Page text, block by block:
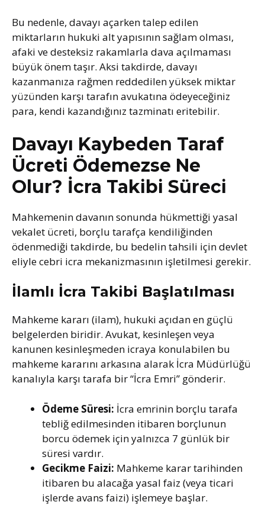
Bu nedenle, davayı açarken talep edilen
miktarların hukuki alt yapısının sağlam olması,
afaki ve desteksiz rakamlarla dava açılmaması
büyük önem taşır. Aksi takdirde, davayı
kazanmanıza rağmen reddedilen yüksek miktar
yüzünden karşı tarafın avukatına ödeyeceğiniz
para, kendi kazandığınız tazminatı eritebilir.
Davayı Kaybeden Taraf
Ücreti Ödemezse Ne
Olur? İcra Takibi Süreci
Mahkemenin davanın sonunda hükmettiği yasal
vekalet ücreti, borçlu tarafça kendiliğinden
ödenmediği takdirde, bu bedelin tahsili için devlet
eliyle cebri icra mekanizmasının işletilmesi gerekir.
İlamlı İcra Takibi Başlatılması
Mahkeme kararı (ilam), hukuki açıdan en güçlü
belgelerden biridir. Avukat, kesinleşen veya
kanunen kesinleşmeden icraya konulabilen bu
mahkeme kararını arkasına alarak İcra Müdürlüğü
kanalıyla karşı tarafa bir “İcra Emri” gönderir.
Ödeme Süresi: İcra emrinin borçlu tarafa
tebliğ edilmesinden itibaren borçlunun
borcu ödemek için yalnızca 7 günlük bir
süresi vardır.
Gecikme Faizi: Mahkeme karar tarihinden
itibaren bu alacağa yasal faiz (veya ticari
işlerde avans faizi) işlemeye başlar.